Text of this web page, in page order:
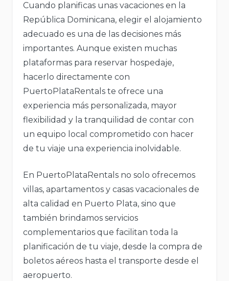
Cuando planificas unas vacaciones en la
República Dominicana, elegir el alojamiento
adecuado es una de las decisiones más
importantes. Aunque existen muchas
plataformas para reservar hospedaje,
hacerlo directamente con
PuertoPlataRentals te ofrece una
experiencia más personalizada, mayor
flexibilidad y la tranquilidad de contar con
un equipo local comprometido con hacer
de tu viaje una experiencia inolvidable.
En PuertoPlataRentals no solo ofrecemos
villas, apartamentos y casas vacacionales de
alta calidad en Puerto Plata, sino que
también brindamos servicios
complementarios que facilitan toda la
planificación de tu viaje, desde la compra de
boletos aéreos hasta el transporte desde el
aeropuerto.